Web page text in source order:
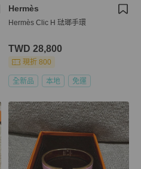
Hermès
Hermès Clic H 琺瑯手環
TWD 28,800
現折 800
全新品 本地 免運